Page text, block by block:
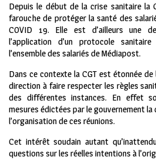
Depuis le début de la crise sanitaire la
farouche de protéger la santé des
COVID 19. Elle est d’ailleurs une
l’application d’un protocole
l’ensemble des salariés de Médiapost.
Dans ce contexte la CGT est étonnée de
direction à faire respecter les règles
des différentes instances. En effet
mesures édictées par le gouvernement
l’organisation de ces réunions.
Cet intérêt soudain autant
questions sur les réelles intentions à